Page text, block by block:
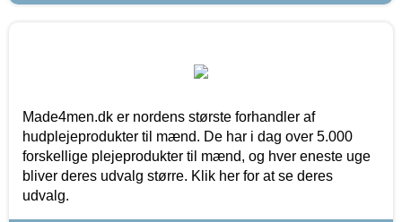
Made4men.dk er nordens største forhandler af
hudplejeprodukter til mænd. De har i dag over 5.000
forskellige plejeprodukter til mænd, og hver eneste uge
bliver deres udvalg større. Klik her for at se deres
udvalg.